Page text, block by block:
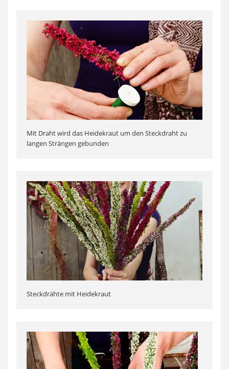
Mit Draht wird das Heidekraut um den Steckdraht zu
langen Strängen gebunden
Steckdrähte mit Heidekraut